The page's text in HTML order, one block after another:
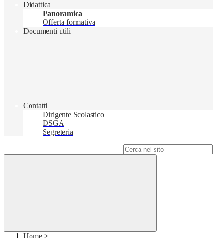
Didattica
Panoramica
Offerta formativa
Documenti utili
Contatti
Dirigente Scolastico
DSGA
Segreteria
Home >